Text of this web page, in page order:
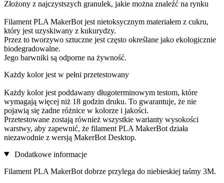
Złożony z najczystszych granulek, jakie można znaleźć na rynku
Filament PLA MakerBot jest nietoksycznym materiałem z cukru,
który jest uzyskiwany z kukurydzy.
Przez to tworzywo sztuczne jest często określane jako ekologicznie
biodegradowalne.
Jego barwniki są odporne na żywność.
Każdy kolor jest w pełni przetestowany
Każdy kolor jest poddawany długoterminowym testom, które
wymagają więcej niż 18 godzin druku. To gwarantuje, że nie
pojawią się żadne różnice w kolorze i jakości.
Przetestowane zostają również wszystkie warianty wysokości
warstwy, aby zapewnić, że filament PLA MakerBot działa
niezawodnie z wersją MakerBot Desktop.
Dodatkowe informacje
Filament PLA MakerBot dobrze przylega do niebieskiej taśmy 3M.